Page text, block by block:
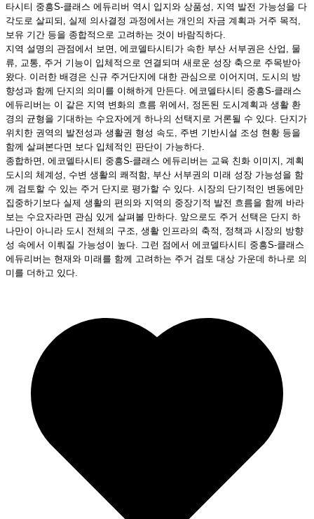
타시티 중흥S-클래스 에듀리버 역시 입지와 상품성, 지역 발전 가능성을 다
각도로 살피되, 실제 의사결정 과정에서는 개인의 자금 계획과 거주 목적,
보유 기간 등을 종합적으로 고려하는 것이 바람직하다.
지역 설명의 관점에서 보면, 에코델타시티가 속한 부산 서부권은 산업, 물
류, 교통, 주거 기능이 입체적으로 연결되며 새로운 성장 축으로 주목받아
왔다. 이러한 배경은 신규 주거단지에 대한 관심으로 이어지며, 도시의 방
향성과 함께 단지의 의미를 이해하게 만든다. 에코델타시티 중흥S-클래스
에듀리버는 이 같은 지역 변화의 흐름 위에서, 정돈된 도시계획과 생활 환
경의 균형을 기대하는 수요자에게 하나의 선택지로 거론될 수 있다. 단지가
위치한 권역의 발전성과 생활권 형성 속도, 주변 기반시설 조성 현황 등을
함께 살펴본다면 보다 입체적인 판단이 가능하다.
종합하면, 에코델타시티 중흥S-클래스 에듀리버는 교육 친화 이미지, 계획
도시의 체계성, 수변 생활의 쾌적함, 부산 서부권의 미래 성장 가능성을 함
께 검토할 수 있는 주거 단지로 평가할 수 있다. 시장의 단기적인 변동에만
집중하기보다 실제 생활의 편의와 지역의 중장기적 발전 흐름을 함께 바라
보는 수요자라면 관심 있게 살펴볼 만하다. 앞으로도 주거 선택은 단지 하
나만이 아니라 도시 전체의 구조, 생활 인프라의 축적, 정책과 시장의 방향
성 속에서 이뤄질 가능성이 높다. 그런 점에서 에코델타시티 중흥S-클래스
에듀리버는 현재와 미래를 함께 고려하는 주거 검토 대상 가운데 하나로 의
미를 더하고 있다.